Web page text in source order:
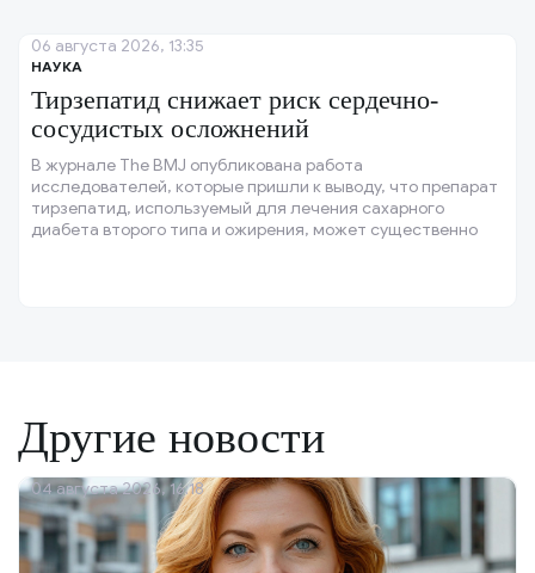
НАУКА
Тирзепатид снижает риск сердечно-
сосудистых осложнений
В журнале The BMJ опубликована работа
исследователей, которые пришли к выводу, что препарат
тирзепатид, используемый для лечения сахарного
диабета второго типа и ожирения, может существенно
06 августа 2026, 13:35
Другие новости
04 августа 2026, 16:18